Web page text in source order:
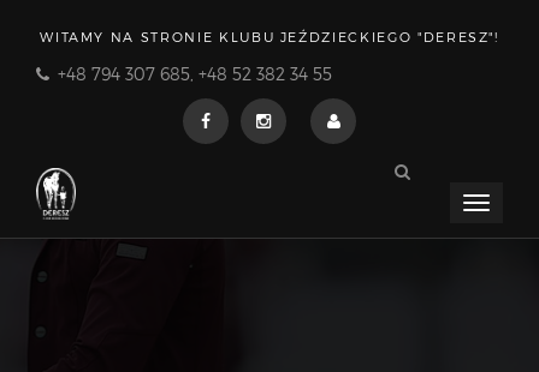
WITAMY NA STRONIE KLUBU JEŹDZIECKIEGO "DERESZ"!
+48 794 307 685, +48 52 382 34 55
Menu